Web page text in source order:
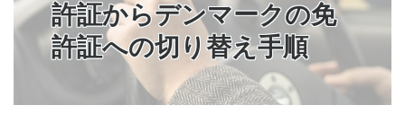
STUDY– 留学関連情報
WORK– デンマークの働き方
許証からデンマークの免
許証への切り替え手順